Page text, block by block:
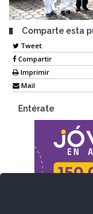
Comparte esta
Tweet
Compartir
Imprimir
Mail
Entérate